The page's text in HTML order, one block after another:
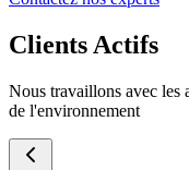
Clients Actifs
Nous travaillons avec les
de l'environnement